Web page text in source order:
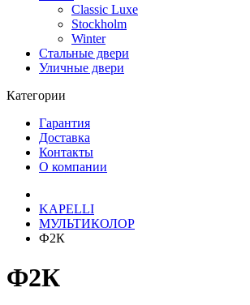
Classic Luxe
Stockholm
Winter
Стальные двери
Уличные двери
Категории
Гарантия
Доставка
Контакты
О компании
KAPELLI
МУЛЬТИКОЛОР
Ф2К
Ф2К